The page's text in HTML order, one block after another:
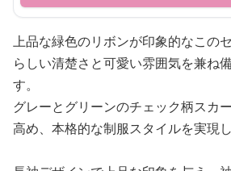
上品な緑色のリボンが印象的なこの
らしい清楚さと可愛い雰囲気を兼ね
す。
グレーとグリーンのチェック柄スカ
高め、本格的な制服スタイルを実現し